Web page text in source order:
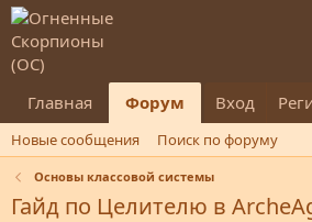
Главная Форум Что нового
Вход
Новые сообщения Поиск по форуму
Основы классовой системы
Гайд по Целителю в